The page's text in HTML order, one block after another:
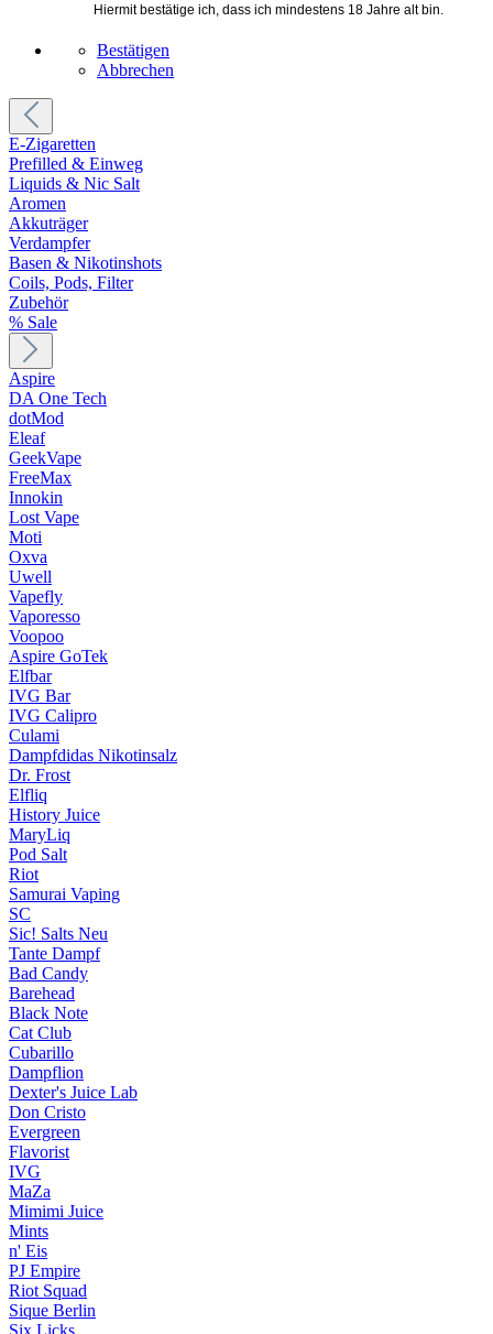
Hiermit bestätige ich, dass ich mindestens 18 Jahre alt bin.
Bestätigen
Abbrechen
E-Zigaretten
Prefilled & Einweg
Liquids & Nic Salt
Aromen
Akkuträger
Verdampfer
Basen & Nikotinshots
Coils, Pods, Filter
Zubehör
% Sale
Aspire
DA One Tech
dotMod
Eleaf
GeekVape
FreeMax
Innokin
Lost Vape
Moti
Oxva
Uwell
Vapefly
Vaporesso
Voopoo
Aspire GoTek
Elfbar
IVG Bar
IVG Calipro
Culami
Dampfdidas Nikotinsalz
Dr. Frost
Elfliq
History Juice
MaryLiq
Pod Salt
Riot
Samurai Vaping
SC
Sic! Salts Neu
Tante Dampf
Bad Candy
Barehead
Black Note
Cat Club
Cubarillo
Dampflion
Dexter's Juice Lab
Don Cristo
Evergreen
Flavorist
IVG
MaZa
Mimimi Juice
Mints
n' Eis
PJ Empire
Riot Squad
Sique Berlin
Six Licks